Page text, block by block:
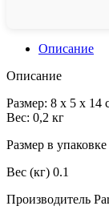
Описание
Описание
Размер: 8 х 5 х 14
Вес: 0,2 кг
Размер в
Вес (кг) 0.1
Производитель